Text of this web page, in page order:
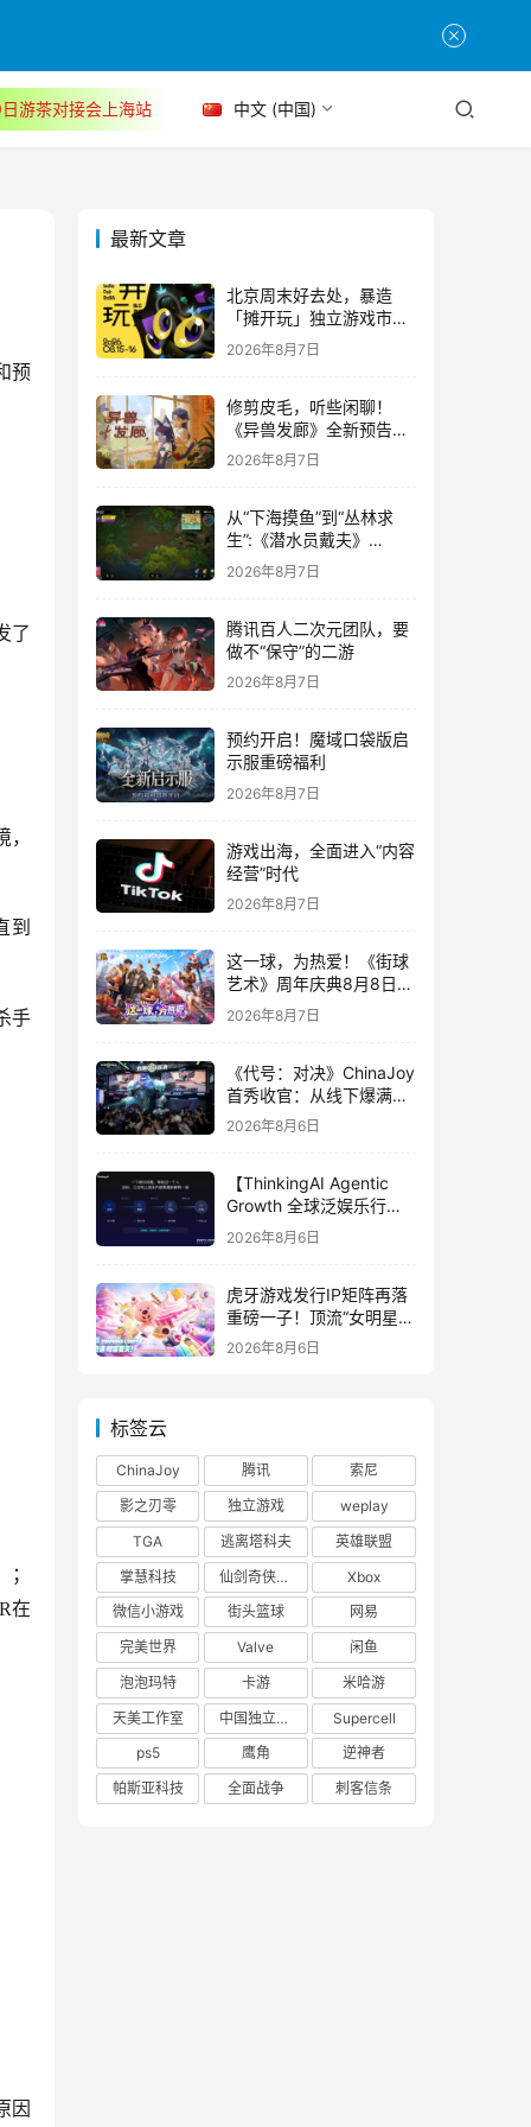
游茶对接会上海站 中文 (中国)
预
了
到
手
在
因
最新文章
北京周末好去处，暴造
「摊开玩」独立游戏市集
正式开票！
2026年8月7日
修剪皮毛，听些闲聊！
《异兽发廊》全新预告与
Steam免费试玩公开
2026年8月7日
从“下海摸鱼”到“丛林求
生”:《潜水员戴夫》
DLC《丛林》移动端定档
8月14日
2026年8月7日
腾讯百人二次元团队，要
做不“保守”的二游
2026年8月7日
预约开启！魔域口袋版启
示服重磅福利
2026年8月7日
游戏出海，全面进入“内容
经营”时代
2026年8月7日
这一球，为热爱！《街球
艺术》周年庆典8月8日正
式上线，多重福利与全新
内容同步开启
2026年8月7日
《代号：对决》ChinaJoy
首秀收官：从线下爆满看
见玩家的真实期待
2026年8月6日
【ThinkingAI Agentic
Growth 全球泛娱乐行业
峰会】Agent 时代，人到
底负责什么
2026年8月6日
虎牙游戏发行IP矩阵再落
重磅一子！顶流“女明星”
ZANMANG LOOPY 正版
2026年8月6日
标签云
ChinaJoy 腾讯
索尼
影之刃零
独立游戏
weplay
TGA
逃离塔科夫
英雄联盟
掌慧科技
仙剑奇侠传四
Xbox
微信小游戏
街头篮球
网易
完美世界
Valve
闲鱼
泡泡玛特
卡游
米哈游
天美工作室
中国独立游戏联盟
Supercell
ps5
鹰角
逆神者
帕斯亚科技
全面战争 刺客信条